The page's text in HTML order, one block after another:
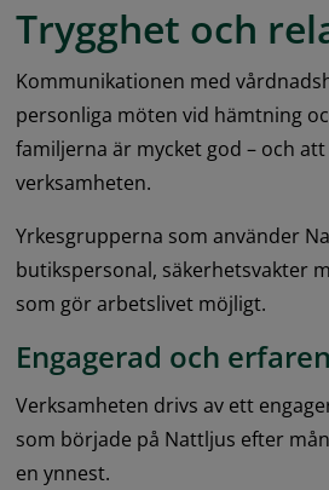
Trygghet och
Kommunikationen med
personliga möten vid hämtning
familjerna är mycket god – och
verksamheten.
Yrkesgrupperna som använder
butikspersonal, säkerhetsvakter
som gör arbetslivet möjligt.
Engagerad och erfaren
Verksamheten drivs av ett
som började på Nattljus efter
en ynnest.